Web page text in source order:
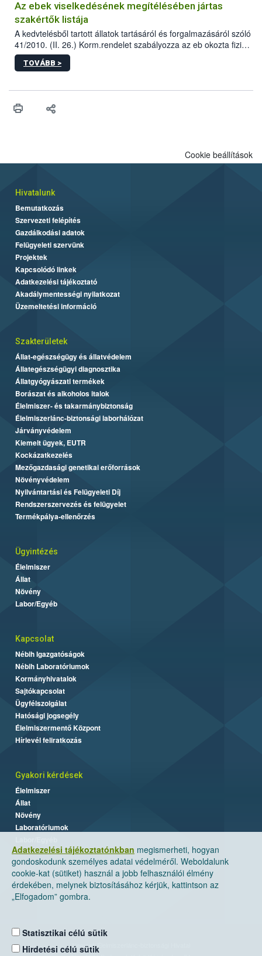
Az ebek viselkedésének megítélésében jártas
szakértők listája
A kedvtelésből tartott állatok tartásáról és forgalmazásáról szóló
41/2010. (II. 26.) Korm.rendelet szabályozza az eb okozta fizikai
sérülés, illetve ennek veszélye keletkezésekor felmerülő
hatósági feladatokat, valamint a veszélyes eb tartását és annak
vonni az ebek viselkedésének megítélésében jártas szakértőt.
TOVÁBB >
Adatkezelési tájékoztatónkban megismerheti, hogyan
gondoskodunk személyes adatai védelméről. Weboldalunk
cookie-kat (sütiket) használ a jobb felhasználói élmény
érdekében, melynek biztosításához kérjük, kattintson az
„Elfogadom” gombra.
Statisztikai célú sütik
Hirdetési célú sütik
Cookie beállítások
Hivatalunk
Bemutatkozás
Szervezeti felépítés
Gazdálkodási adatok
Felügyeleti szervünk
Projektek
Kapcsolódó linkek
Adatkezelési tájékoztató
Akadálymentességi nyilatkozat
Üzemeltetési információ
Szakterületek
Állat-egészségügy és állatvédelem
Állategészségügyi diagnosztika
Állatgyógyászati termékek
Borászat és alkoholos italok
Élelmiszer- és takarmánybiztonság
Élelmiszerlánc-biztonsági laborhálózat
Járványvédelem
Kiemelt ügyek, EUTR
Kockázatkezelés
Mezőgazdasági genetikai erőforrások
Növényvédelem
Nyilvántartási és Felügyeleti Díj
Rendszerszervezés és felügyelet
Termékpálya-ellenőrzés
Ügyintézés
Élelmiszer
Állat
Növény
Labor/Egyéb
Kapcsolat
Nébih Igazgatóságok
Nébih Laboratóriumok
Kormányhivatalok
Sajtókapcsolat
Ügyfélszolgálat
Hatósági jogsegély
Élelmiszermentő Központ
Hírlevél feliratkozás
Gyakori kérdések
Élelmiszer
Állat
Növény
Laboratóriumok
Nemzeti Élelmiszerlánc-biztonsági Hivatal